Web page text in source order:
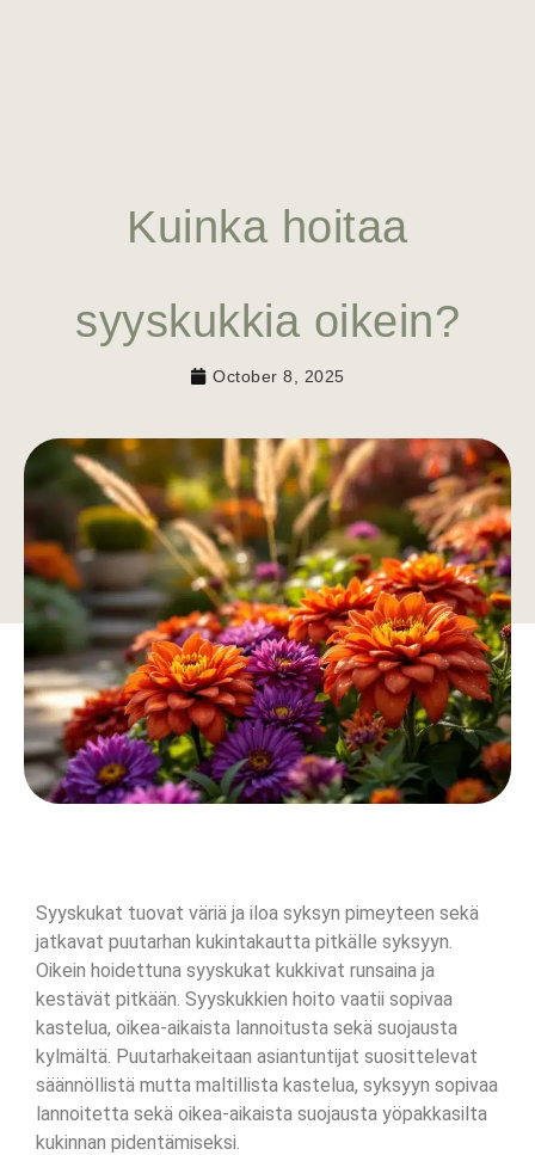
Kuinka hoitaa
syyskukkia oikein?
October 8, 2025
Syyskukat tuovat väriä ja iloa syksyn pimeyteen sekä
jatkavat puutarhan kukintakautta pitkälle syksyyn.
Oikein hoidettuna syyskukat kukkivat runsaina ja
kestävät pitkään. Syyskukkien hoito vaatii sopivaa
kastelua, oikea-aikaista lannoitusta sekä suojausta
kylmältä. Puutarhakeitaan asiantuntijat suosittelevat
säännöllistä mutta maltillista kastelua, syksyyn sopivaa
lannoitetta sekä oikea-aikaista suojausta yöpakkasilta
kukinnan pidentämiseksi.